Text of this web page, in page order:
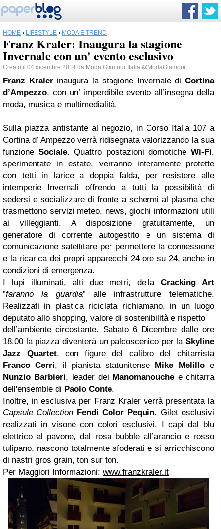
HOME › LIFESTYLE › MODA E TREND
Franz Kraler: Inaugura la stagione
Invernale con un' evento esclusivo
Creato il 04 dicembre 2014 da Moda Glamour Italia @ModaGlamour
Franz Kralerinaugura la stagione Invernale diCortina
d’Ampezzo, con un’ imperdibile evento all’insegna della
moda, musica e multimedialità.
Sulla piazza antistante al negozio, in Corso Italia 107 a
Cortina d’ Ampezzo verrà ridisegnata valorizzando la sua
funzioneSociale. Quattro postazioni domoticheWi-Fi,
sperimentate in estate, verranno interamente protette
con tetti in larice a doppia falda, per resistere alle
intemperie Invernali offrendo a tutti la possibilità di
sedersi e socializzare di fronte a schermi al plasma che
trasmettono servizi meteo, news, giochi informazioni utili
ai villeggianti. A disposizione gratuitamente, un
generatore di corrente autogestito e un sistema di
comunicazione satellitare per permettere la connessione
e la ricarica dei propri apparecchi 24 ore su 24, anche in
condizioni di emergenza.
I lupi illuminati, alti due metri, della Cracking Art
”faranno la guardia” alle infrastrutture telematiche.
Realizzati in plastica riciclata richiamano, in un luogo
deputato allo shopping, valore di sostenibilità e rispetto
dell’ambiente circostante. Sabato 6 Dicembre dalle ore
18.00 la piazza diventerà un palcoscenico per la Skyline
Jazz Quartet, con figure del calibro del chitarrista
Franco Cerri, il pianista statunitense Mike Melilloe
Nunzio Barbieri, leader dei Manomanouche e chitarra
dell'ensemble di Paolo Conte.
Inoltre, in esclusiva per Franz Kraler verrà presentata la
Capsule Collection Fendi Color Pequin. Gilet esclusivi
realizzati in visone con colori esclusivi. I capi dal blu
elettrico al pavone, dal rosa bubble all’arancio e rosso
tulipano, nascono totalmente sfoderati e si arricchiscono
di nastri gros grain, ton sur ton.
Per Maggiori Informazioni: www.franzkraler.it